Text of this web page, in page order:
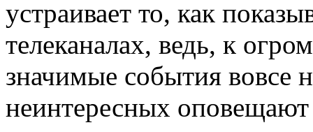
устраивает то, как
телеканалах, ведь, к
значимые события вовсе
неинтересных